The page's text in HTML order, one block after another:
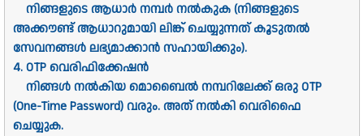
നിങ്ങളുടെ ആധാർ നമ്പർ നൽകുക (നിങ്ങളുടെ
അക്കൗണ്ട് ആധാറുമായി ലിങ്ക് ചെയ്യുന്നത് കൂടുതൽ
സേവനങ്ങൾ ലഭ്യമാക്കാൻ സഹായിക്കും).
4. OTP വെരിഫിക്കേഷൻ
നിങ്ങൾ നൽകിയ മൊബൈൽ നമ്പറിലേക്ക് ഒരു OTP
(One-Time Password) വരും. അത് നൽകി വെരിഫൈ
ചെയ്യുക.